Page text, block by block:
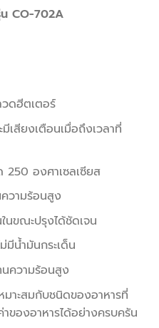
CO-702A
ดฮีตเตอร์
เสียงเตือนเมื่อถึงเวลาที่
องศาเซลเซียส
วามร้อนสูง
นขณะปรุงได้ชัดเจน
มีน้ำมันกระเด็น
ความร้อนสูง
มาะสมกับชนิดของอาหารที่
ของอาหารได้อย่างครบครัน